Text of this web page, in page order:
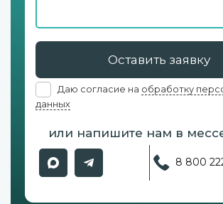
Оставить заявку
Даю согласие на обработку
данных
или напишите нам в
8 800